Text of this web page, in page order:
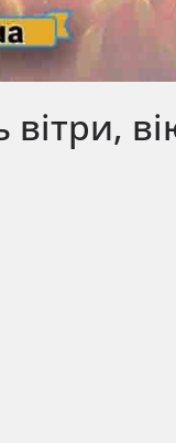
вітри,